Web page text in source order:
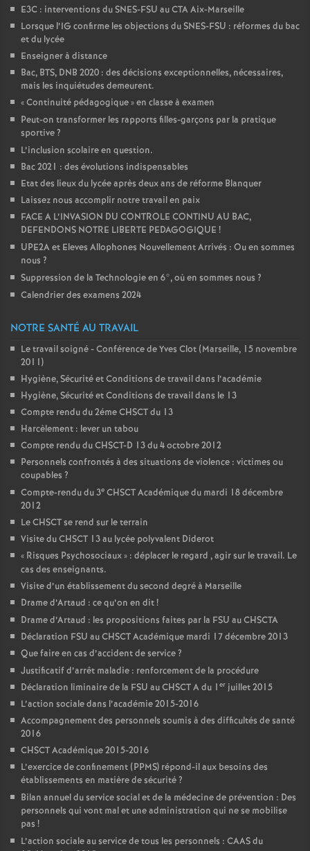
E3C : interventions du SNES-FSU au CTA Aix-Marseille
Lorsque l’IG confirme les objections du SNES-FSU : réformes du bac
et du lycée
Enseigner à distance
Bac, BTS, DNB 2020 : des décisions exceptionnelles, nécessaires,
mais les inquiétudes demeurent.
«Continuité pédagogique» en classe à examen
Peut-on transformer les rapports filles-garçons par la pratique
sportive?
L’inclusion scolaire en question.
Bac 2021 : des évolutions indispensables
Etat des lieux du lycée après deux ans de réforme Blanquer
Laissez nous accomplir notre travail en paix
FACE A L’INVASION DU CONTROLE CONTINU AU BAC,
DEFENDONS NOTRE LIBERTE PEDAGOGIQUE !
UPE2A et Eleves Allophones Nouvellement Arrivés : Ou en sommes
nous ?
Suppression de la Technologie en 6°, où en sommes nous ?
Calendrier des examens 2024
NOTRE SANTÉ AU TRAVAIL
Le travail soigné - Conférence de Yves Clot (Marseille, 15 novembre
2011)
Hygiène, Sécurité et Conditions de travail dans l’académie
Hygiène, Sécurité et Conditions de travail dans le 13
Compte rendu du 2éme CHSCT du 13
Harcèlement : lever un tabou
Compte rendu du CHSCT-D 13 du 4 octobre 2012
Personnels confrontés à des situations de violence : victimes ou
coupables ?
Compte-rendu du 3e CHSCT Académique du mardi 18 décembre
2012
Le CHSCT se rend sur le terrain
Visite du CHSCT 13 au lycée polyvalent Diderot
« Risques Psychosociaux» : déplacer le regard , agir sur le travail. Le
cas des enseignants.
Visite d’un établissement du second degré à Marseille
Drame d’Artaud : ce qu’on en dit!
Drame d’Artaud : les propositions faites par la FSU au CHSCTA
Déclaration FSU au CHSCT Académique mardi 17 décembre 2013
Que faire en cas d’accident de service?
Justificatif d’arrêt maladie : renforcement de la procédure
Déclaration liminaire de la FSU au CHSCT A du 1 er juillet 2015
L’action sociale dans l’académie 2015-2016
Accompagnement des personnels soumis à des difficultés de santé
2016
CHSCT Académique 2015-2016
L’exercice de confinement (PPMS) répond-il aux besoins des
établissements en matière de sécurité?
Bilan annuel du service social et de la médecine de prévention : Des
personnels qui vont mal et une administration qui ne se mobilise
pas !
L’action sociale au service de tous les personnels : CAAS du